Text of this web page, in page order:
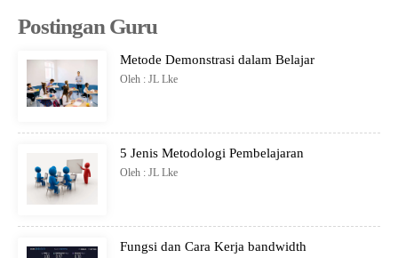
Postingan Guru
Metode Demonstrasi dalam Belajar
Oleh : JL Lke
5 Jenis Metodologi Pembelajaran
Oleh : JL Lke
Fungsi dan Cara Kerja bandwidth